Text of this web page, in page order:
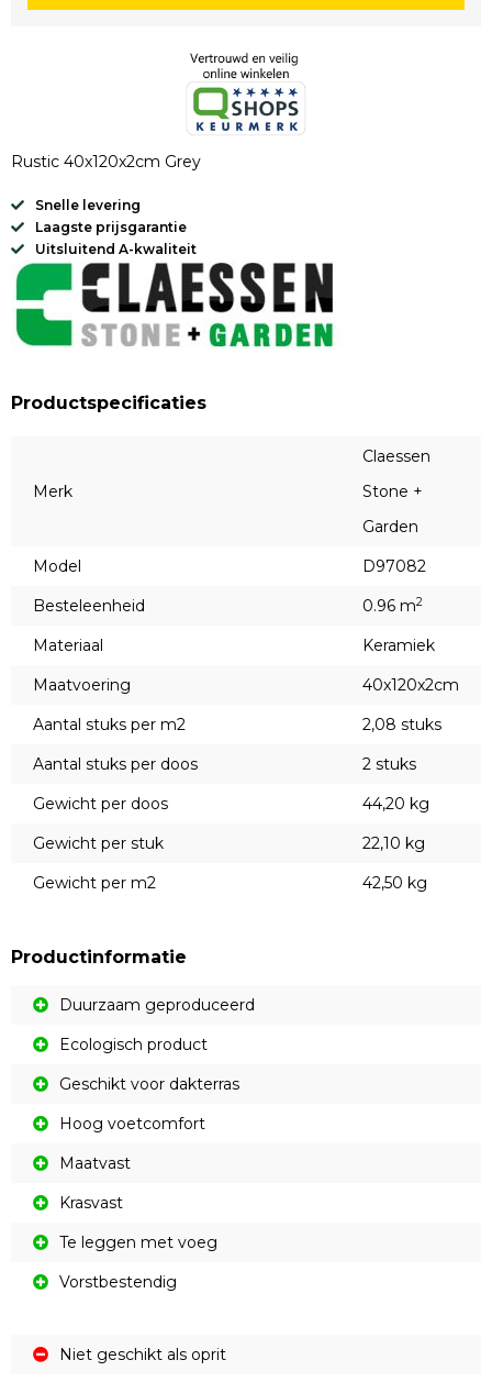
Rustic 40x120x2cm Grey
Snelle levering
Laagste prijsgarantie
Uitsluitend A-kwaliteit
Productspecificaties
Merk
Claessen
Stone +
Garden
Model
D97082
Besteleenheid
0.96 m2
Materiaal
Keramiek
Maatvoering
40x120x2cm
Aantal stuks per m2
2,08 stuks
Aantal stuks per doos
2 stuks
Gewicht per doos
44,20 kg
Gewicht per stuk
22,10 kg
Gewicht per m2
42,50 kg
Productinformatie
Duurzaam geproduceerd
Ecologisch product
Geschikt voor dakterras
Hoog voetcomfort
Maatvast
Krasvast
Te leggen met voeg
Vorstbestendig
Niet geschikt als oprit